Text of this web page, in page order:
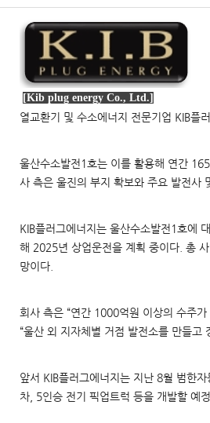
[Kib plug energy Co., Ltd.]
열교환기 및 수소에너지 전문기업 KIB플
울산수소발전1호는 이를 활용해 연간
사 측은 울진의 부지 확보와 주요 발전사
KIB플러그에너지는 울산수소발전1호에
해 2025년 상업운전을 계획 중이다. 총
망이다.
회사 측은 “연간 1000억원 이상의 수주
“울산 외 지자체별 거점 발전소를 만들
앞서 KIB플러그에너지는 지난 8월 범한
차, 5인승 전기 픽업트럭 등을 개발할 예